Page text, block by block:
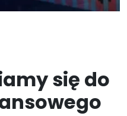
się do